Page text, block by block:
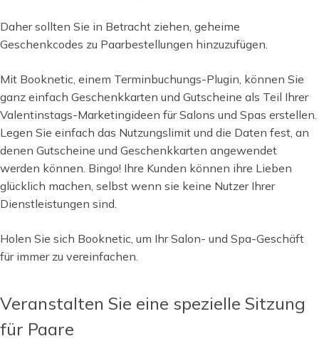
Daher sollten Sie in Betracht ziehen, geheime
Geschenkcodes zu Paarbestellungen hinzuzufügen.
Mit Booknetic, einem Terminbuchungs-Plugin, können Sie
ganz einfach Geschenkkarten und Gutscheine als Teil Ihrer
Valentinstags-Marketingideen für Salons und Spas erstellen.
Legen Sie einfach das Nutzungslimit und die Daten fest, an
denen Gutscheine und Geschenkkarten angewendet
werden können. Bingo! Ihre Kunden können ihre Lieben
glücklich machen, selbst wenn sie keine Nutzer Ihrer
Dienstleistungen sind.
Holen Sie sich Booknetic, um Ihr Salon- und Spa-Geschäft
für immer zu vereinfachen.
Veranstalten Sie eine spezielle Sitzung
für Paare